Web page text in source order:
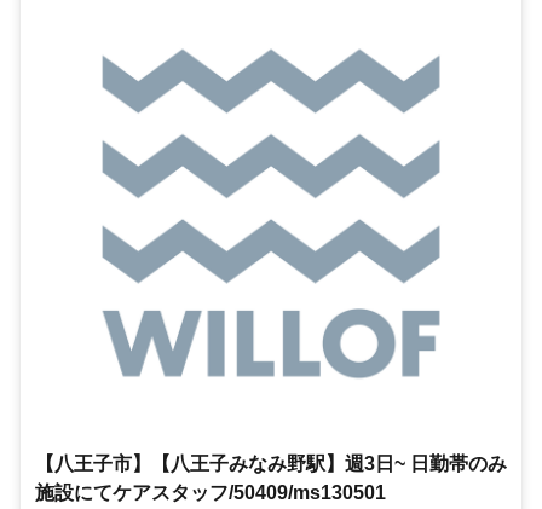
【八王子市】【八王子みなみ野駅】週3日~ 日勤帯のみ
施設にてケアスタッフ/50409/ms130501